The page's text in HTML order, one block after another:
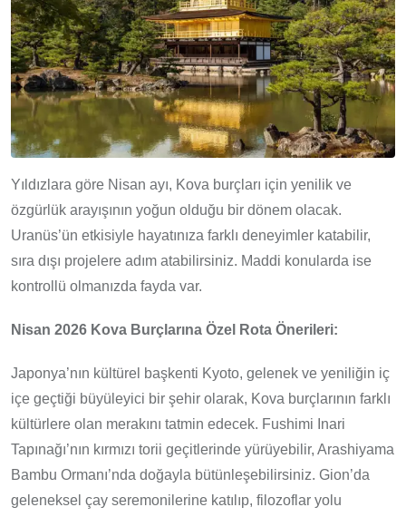
Yıldızlara göre Nisan ayı, Kova burçları için yenilik ve
özgürlük arayışının yoğun olduğu bir dönem olacak.
Uranüs’ün etkisiyle hayatınıza farklı deneyimler katabilir,
sıra dışı projelere adım atabilirsiniz. Maddi konularda ise
kontrollü olmanızda fayda var.
Nisan 2026 Kova Burçlarına Özel Rota Önerileri:
Japonya’nın kültürel başkenti Kyoto, gelenek ve yeniliğin iç
içe geçtiği büyüleyici bir şehir olarak, Kova burçlarının farklı
kültürlere olan merakını tatmin edecek. Fushimi Inari
Tapınağı’nın kırmızı torii geçitlerinde yürüyebilir, Arashiyama
Bambu Ormanı’nda doğayla bütünleşebilirsiniz. Gion’da
geleneksel çay seremonilerine katılıp, filozoflar yolu